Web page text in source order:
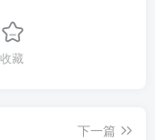
收藏
下一篇